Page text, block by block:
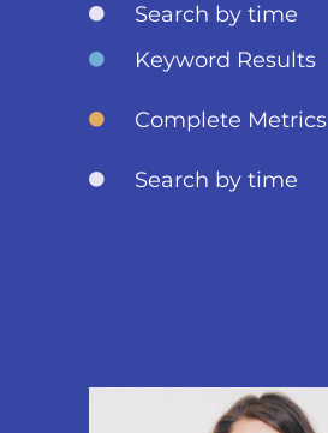
Search by time
Keyword Results
Complete Metrics
Search by time